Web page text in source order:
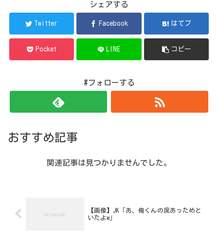
シェアする
Twitter Facebook はてブ
Pocket LINE コピー
#フォローする
おすすめ記事
関連記事は見つかりませんでした。
【画像】JK「あ、俺くんの席あっためと
いたよw」